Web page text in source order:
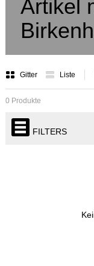
Artikel
Gitter Liste
0 Produkte
FILTERS